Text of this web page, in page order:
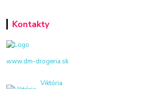
Kontakty
www.dm-drogeria.sk
Viktória